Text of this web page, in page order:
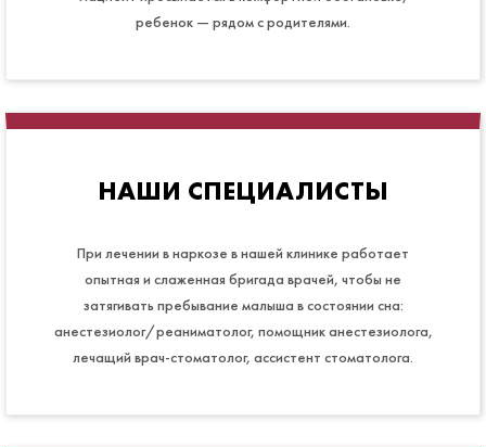
ребенок — рядом с родителями.
НАШИ СПЕЦИАЛИСТЫ
При лечении в наркозе в нашей клинике работает
опытная и слаженная бригада врачей, чтобы не
затягивать пребывание малыша в состоянии сна:
анестезиолог/реаниматолог, помощник анестезиолога,
лечащий врач-стоматолог, ассистент стоматолога.